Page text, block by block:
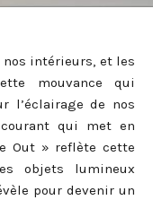
intérieurs, et les
mouvance qui
l’éclairage de nos
qui met en
Out » reflète cette
objets lumineux
pour devenir un